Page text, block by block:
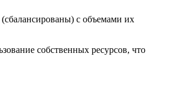
с объемами их
собственных ресурсов, что